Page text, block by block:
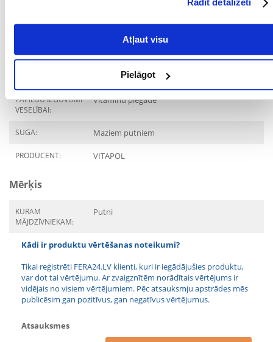
Rādīt detalizēti
Atļaut visu
Pielāgot
PAPILDU IEGUVUMI
VESELĪBAI:
Vitamīnu piegāde
SUGA: Maziem putniem
PRODUCENT: VITAPOL
Mērķis
KURAM
MĀJDZĪVNIEKAM:
Putni
Kādi ir produktu vērtēšanas noteikumi?
Tikai reģistrēti FERA24.LV klienti, kuri ir iegādājušies produktu,
var dot tai vērtējumu. Ar zvaigznītēm norādītais vērtējums ir
vidējais no visiem vērtējumiem. Pēc atsauksmju apstrādes mēs
publicēsim gan pozitīvus, gan negatīvus vērtējumus.
Atsauksmes